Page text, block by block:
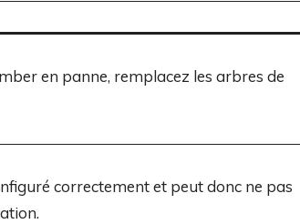
en panne, remplacez les arbres de
correctement et peut donc ne pas